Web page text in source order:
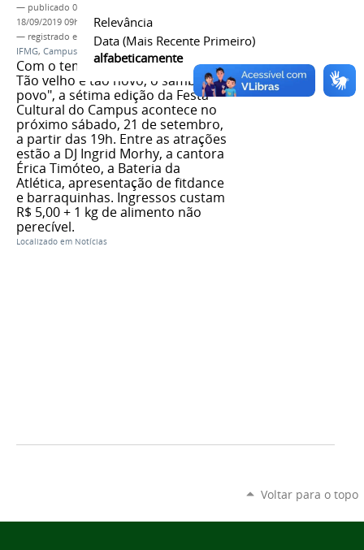
Relevância
Data (mais Recente Primeiro)
alfabeticamente
— publicado 06/09/2019
18/09/2019 09h12
— registrado em:
Festa Cultural 2019 Samba,
IFMG, Campus Governador Valadares
Com o tema "Prazeres do samba:
Tão velho e tão novo, o samba é o
povo", a sétima edição da Festa
Cultural do Campus acontece no
próximo sábado, 21 de setembro,
a partir das 19h. Entre as atrações
estão a DJ Ingrid Morhy, a cantora
Érica Timóteo, a Bateria da
Atlética, apresentação de fitdance
e barraquinhas. Ingressos custam
R$ 5,00 + 1 kg de alimento não
perecível.
Localizado em Notícias
Voltar para o topo